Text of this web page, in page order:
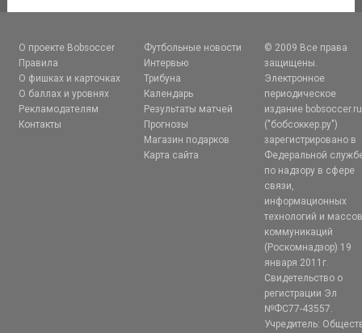
О проекте Bobsoccer
Правила
О фишках и карточках
О баллах и уровнях
Рекламодателям
Контакты
Футбольные новости
Интервью
Трибуна
Календарь
Результаты матчей
Прогнозы
Магазин подарков
Карта сайта
© 2009 Все права
защищены.
Электронное
периодическое
издание bobsoccer.ru
("бобсоккер.ру")
зарегистрировано в
Федеральной
по надзору в сфере
связи,
информационных
технологий и
коммуникаций
(Роскомнадзор) 19
января 2011г.
Свидетельство о
регистрации Эл
№ФС77-43557.
Учредитель: